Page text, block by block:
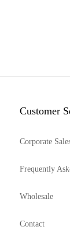
Customer
Corporate
Frequently
Wholesale
Contact